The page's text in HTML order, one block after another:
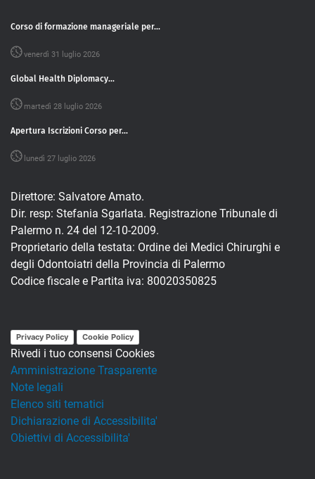
Corso di formazione manageriale per...
venerdì 31 luglio 2026
Global Health Diplomacy...
martedì 28 luglio 2026
Apertura Iscrizioni Corso per...
lunedì 27 luglio 2026
Direttore: Salvatore Amato.
Dir. resp: Stefania Sgarlata. Registrazione Tribunale di
Palermo n. 24 del 12-10-2009.
Proprietario della testata: Ordine dei Medici Chirurghi e
degli Odontoiatri della Provincia di Palermo
Codice fiscale e Partita iva: 80020350825
Privacy Policy Cookie Policy
Rivedi i tuo consensi Cookies
Amministrazione Trasparente
Note legali
Elenco siti tematici
Dichiarazione di Accessibilita'
Obiettivi di Accessibilita'